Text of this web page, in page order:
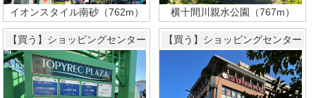
イオンスタイル南砂（762m） 横十間川親水公園（767m）
【買う】ショッピングセンター 【買う】ショッピングセンター